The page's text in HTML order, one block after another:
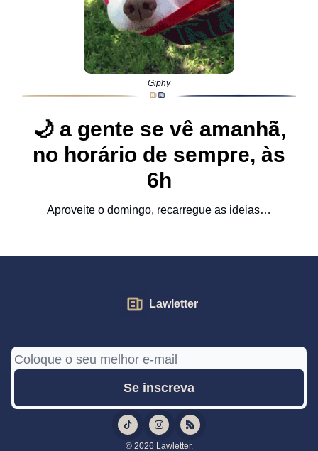
Giphy
🌙a gente se vê amanhã,
no horário de sempre, às
6h
Aproveite o domingo, recarregue as ideias…
Lawletter
© 2026 Lawletter.